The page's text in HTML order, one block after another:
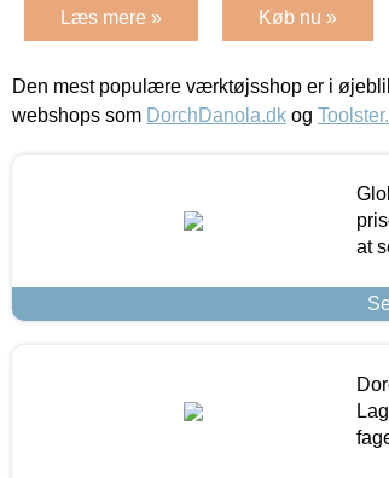
Læs mere » Køb nu »
Den mest populære værktøjsshop er i
webshops som DorchDanola.dk og
at